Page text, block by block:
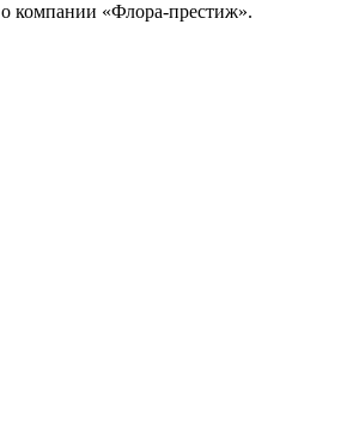
о компании «Флора-престиж».